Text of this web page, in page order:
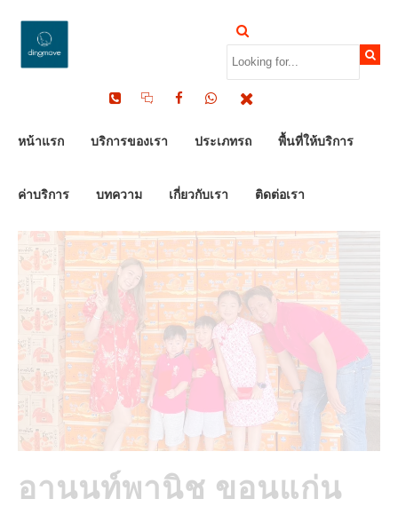
หน้าแรก บริการของเรา ประเภทรถ พื้นที่ให้บริการ
ค่าบริการ บทความ เกี่ยวกับเรา ติดต่อเรา
อานนท์พานิช ขอนแก่น